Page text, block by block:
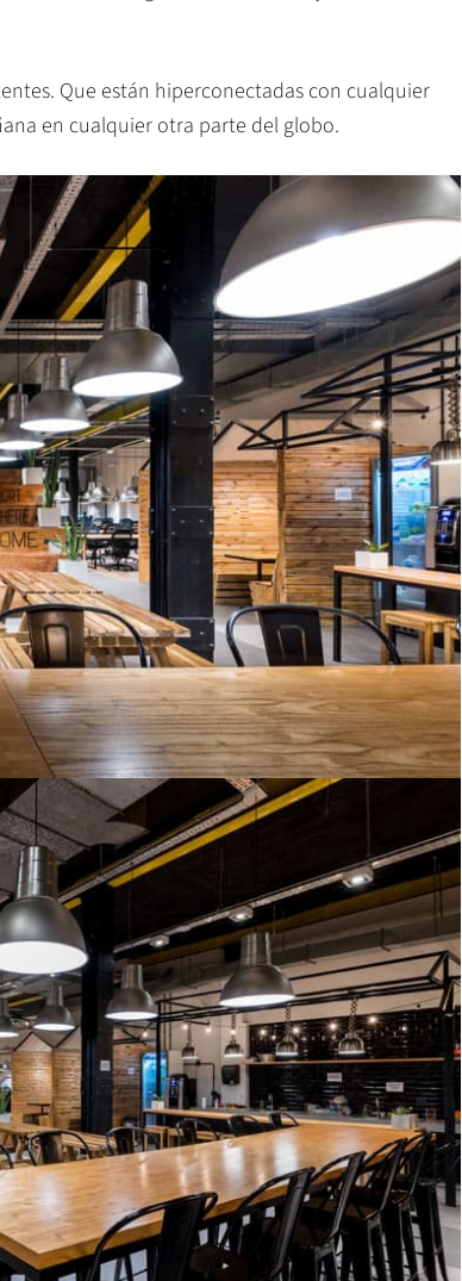
Que están hiperconectadas con cualquier
en cualquier otra parte del globo.